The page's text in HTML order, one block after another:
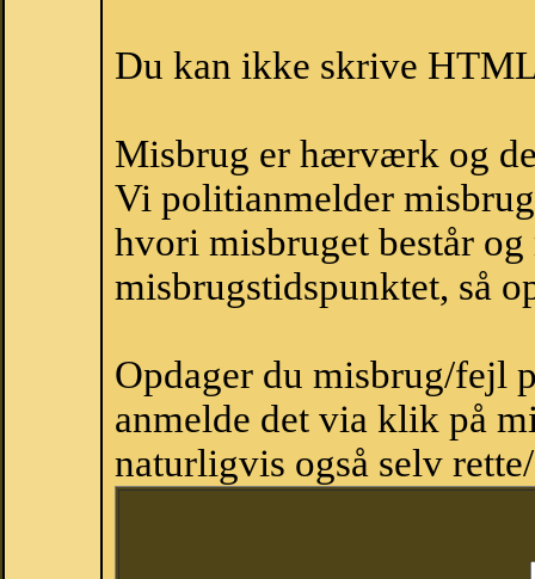
Du kan ikke skrive
Misbrug er hærværk og
Vi politianmelder
hvori misbruget består
misbrugstidspunktet, så
Opdager du misbrug/fejl
anmelde det via klik på
naturligvis også selv